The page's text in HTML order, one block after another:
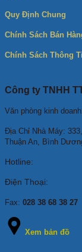
Quy Định Chung
Chính Sách Bán
Chính Sách Thông
Công ty TNHH
Văn phòng kinh
Địa Chỉ Nhà Máy:
Thuận An, Bình
Hotline:
Điện Thoại:
Fax: 028 38 68 38 27
Xem bản đồ